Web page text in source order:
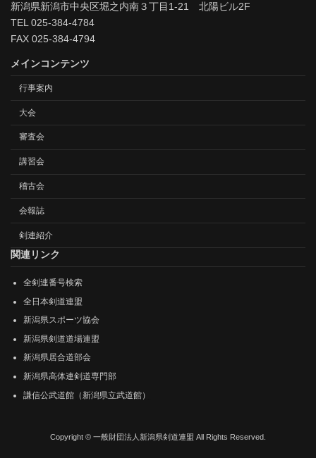
新潟県新潟市中央区堀之内南３丁目1-21 北陽ビル2F
TEL 025-384-4784
FAX 025-384-4794
メインコンテンツ
行事案内
大会
審査会
講習会
稽古会
会報誌
剣連紹介
関連リンク
全剣連番号検索
全日本剣道連盟
新潟県スポーツ協会
新潟県剣道道場連盟
新潟県居合道部会
新潟県高体連剣道専門部
謙信公武道館（新潟県立武道館）
Copyright © 一般財団法人新潟県剣道連盟 All Rights Reserved.